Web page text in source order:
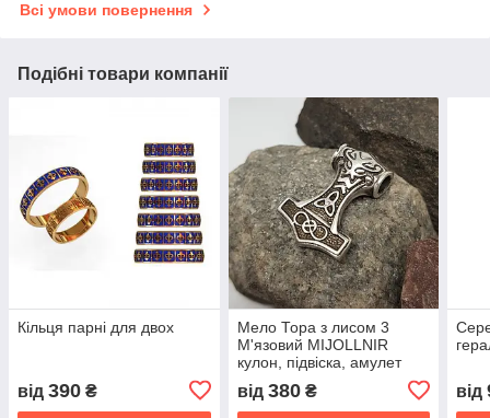
Всі умови повернення
Подібні товари компанії
Кільця парні для двох
від 390 ₴
Мело Тора з лисом 3
М'язовий MIJOLLNIR
кулон, підвіска, амулет
від 380₴ від